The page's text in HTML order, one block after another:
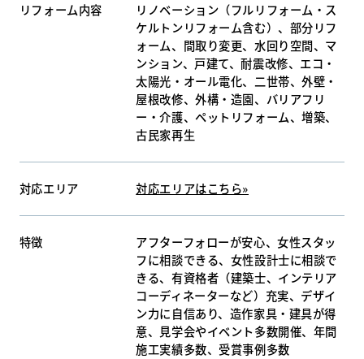
リフォーム内容
リノベーション（フルリフォーム・ス
ケルトンリフォーム含む）、部分リフ
ォーム、間取り変更、水回り空間、マ
ンション、戸建て、耐震改修、エコ・
太陽光・オール電化、二世帯、外壁・
屋根改修、外構・造園、バリアフリ
ー・介護、ペットリフォーム、増築、
古民家再生
対応エリア 対応エリアはこちら»
特徴
アフターフォローが安心、女性スタッ
フに相談できる、女性設計士に相談で
きる、有資格者（建築士、インテリア
コーディネーターなど）充実、デザイ
ン力に自信あり、造作家具・建具が得
意、見学会やイベント多数開催、年間
施工実績多数、受賞事例多数